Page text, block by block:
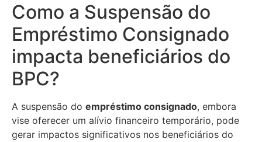
Como a Suspensão do
Empréstimo Consignado
impacta beneficiários do
BPC?
A suspensão do empréstimo consignado, embora
vise oferecer um alívio financeiro temporário, pode
gerar impactos significativos nos beneficiários do